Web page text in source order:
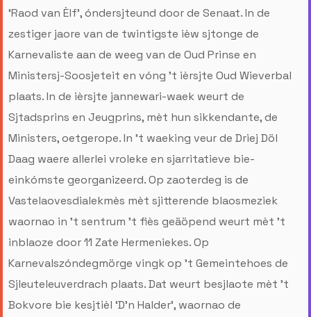
‘Raod van Èlf’, óndersjteund door de Senaat. In de
zestiger jaore van de twintigste ièw sjtonge de
Karnevaliste aan de weeg van de Oud Prinse en
Ministersj-Soosjeteit en vóng ’t ièrsjte Oud Wieverbal
plaats. In de ièrsjte jannewari-waek weurt de
Sjtadsprins en Jeugprins, mèt hun sikkendante, de
Ministers, oetgerope. In ’t waeking veur de Driej Döl
Daag waere allerlei vroleke en sjarritatieve bie-
einkómste georganizeerd. Op zaoterdeg is de
Vastelaovesdialekmès mèt sjitterende blaosmeziek
waornao in ’t sentrum ’t fiès geäöpend weurt mèt ’t
inblaoze door 11 Zate Hermeniekes. Op
Karnevalszóndegmörge vingk op ’t Gemeintehoes de
Sjleuteleuverdrach plaats. Dat weurt besjlaote mèt ’t
Bokvore bie kesjtièl ‘D’n Halder’, waornao de